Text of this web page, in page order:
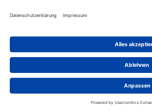
Wir behalten uns vor, für ausgewählte Münzen die
Alle Angebote freibleibend solange der Vorrat
Münzen von HISTORIA
© 2021PCS, IT mit
eCommerce Engine ©